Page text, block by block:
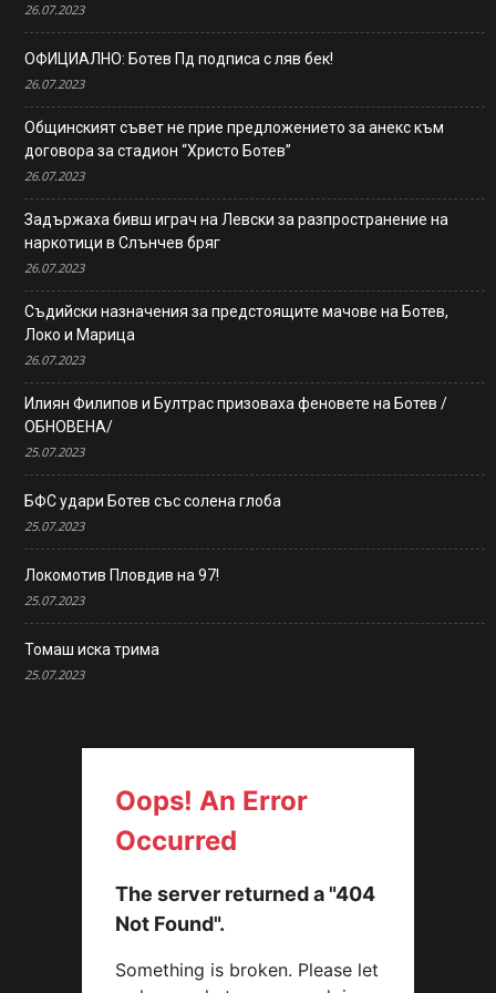
26.07.2023
ОФИЦИАЛНО: Ботев Пд подписа с ляв бек!
26.07.2023
Общинският съвет не прие предложението за анекс към
договора за стадион “Христо Ботев”
26.07.2023
Задържаха бивш играч на Левски за разпространение на
наркотици в Слънчев бряг
26.07.2023
Съдийски назначения за предстоящите мачове на Ботев,
Локо и Марица
26.07.2023
Илиян Филипов и Бултрас призоваха феновете на Ботев /
ОБНОВЕНА/
25.07.2023
БФС удари Ботев със солена глоба
25.07.2023
Локомотив Пловдив на 97!
25.07.2023
Томаш иска трима
25.07.2023